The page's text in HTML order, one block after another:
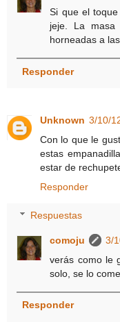
Si que el
jeje. La masa
horneadas a
Responder
Unknown 3/10/
Con lo que le
estas
estar de
Responder
Respuestas
comoju
3/
verás como le
solo, se lo
Responder